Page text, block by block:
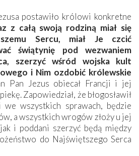
postawiło królowi konkretne
z całą swoją rodziną miał się
Sercu, miał Je czcić
świątynię pod wezwaniem
szerzyć wśród wojska kult
i Nim ozdobić królewskie
Pan Jezus obiecał Francji i jej
Zapowiedział, że błogosławił
wszystkich sprawach, będzie
a wszystkich wrogów złoży u jej
i poddani szerzyć będą między
do Najświętszego Serca